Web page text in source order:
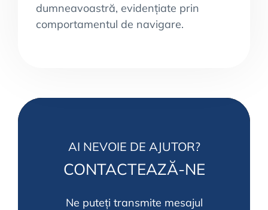
dumneavoastră, evidențiate prin
comportamentul de navigare.
AI NEVOIE DE AJUTOR?
CONTACTEAZĂ-NE
Ne puteți transmite mesajul